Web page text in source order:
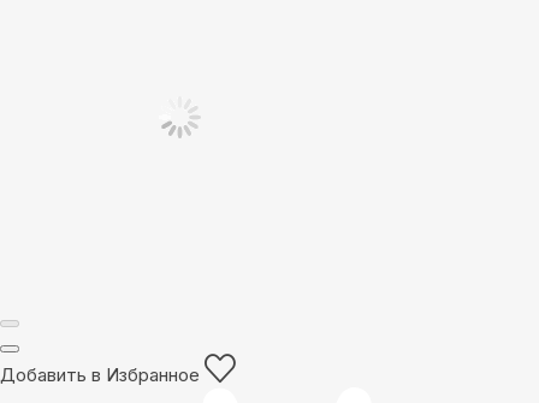
Добавить в Избранное